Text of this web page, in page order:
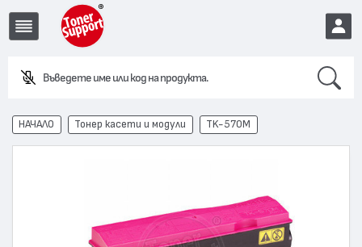
Въведете име или код на продукта.
EUR
НАЧАЛО Тонер касети и модули TK-570M